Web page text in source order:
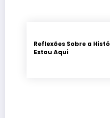
Reflexões Sobre a
Estou Aqui